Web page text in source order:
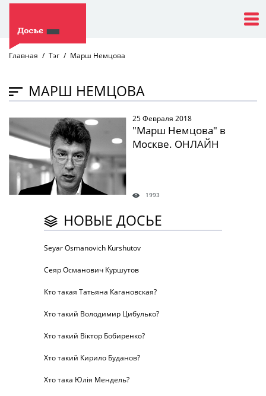
Главная Тэг Марш Немцова
МАРШ НЕМЦОВА
25 Февраля 2018
"Марш Немцова" в
Москве. ОНЛАЙН
1993
НОВЫЕ ДОСЬЕ
Seyar Osmanovich Kurshutov
Сеяр Османович Куршутов
Кто такая Татьяна Кагановская?
Хто такий Володимир Цибулько?
Хто такий Віктор Бобиренко?
Хто такий Кирило Буданов?
Хто така Юлія Мендель?